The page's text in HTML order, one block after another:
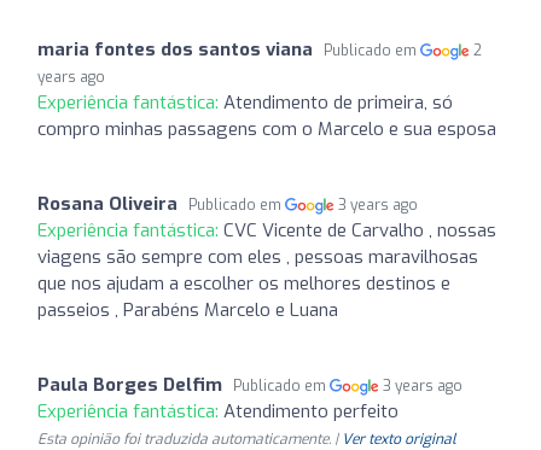
maria fontes dos santos viana Publicado em
2
years ago
Experiência fantástica: Atendimento de primeira, só
compro minhas passagens com o Marcelo e sua esposa
Rosana Oliveira Publicado em 3 years ago
Experiência fantástica: CVC Vicente de Carvalho , nossas
viagens são sempre com eles , pessoas maravilhosas
que nos ajudam a escolher os melhores destinos e
passeios , Parabéns Marcelo e Luana
Paula Borges Delfim Publicado em 3 years ago
Experiência fantástica: Atendimento perfeito
Esta opinião foi traduzida automaticamente. | Ver texto original